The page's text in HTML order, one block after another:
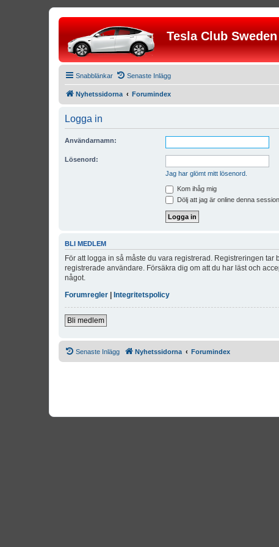
Tesla Club Sweden
Snabblänkar Senaste Inlägg
Nyhetssidorna Forumindex
Logga in
Användarnamn:
Lösenord:
Jag har glömt mitt lösenord.
Kom ihåg mig
Dölj att jag är online denna session.
BLI MEDLEM
För att logga in så måste du vara registrerad. Registreringen
registrerade användare. Försäkra dig om att du har läst och
något.
Forumregler | Integritetspolicy
Bli medlem
Senaste Inlägg Nyhetssidorna Forumindex